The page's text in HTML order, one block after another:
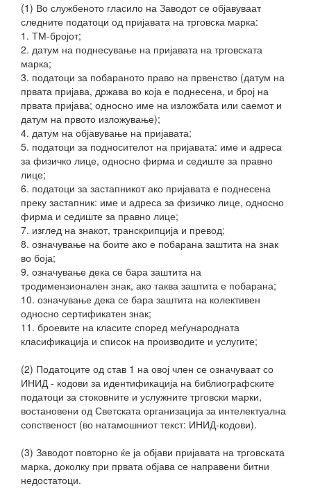
(1) Во службеното гласило на Заводот се објавуваат
следните податоци од пријавата на трговска марка:
1. ТМ-бројот;
2. датум на поднесување на пријавата на трговската
марка;
3. податоци за побараното право на првенство (датум на
првата пријава, држава во која е поднесена, и број на
првата пријава; односно име на изложбата или саемот и
датум на првото изложување);
4. датум на објавување на пријавата;
5. податоци за подносителот на пријавата: име и адреса
за физичко лице, односно фирма и седиште за правно
лице;
6. податоци за застапникот ако пријавата е поднесена
преку застапник: име и адреса за физичко лице, односно
фирма и седиште за правно лице;
7. изглед на знакот, транскрипција и превод;
8. означување на боите ако е побарана заштита на знак
во боја;
9. означување дека се бара заштита на
тродимензионален знак, ако таква заштита е побарана;
10. означување дека се бара заштита на колективен
односно сертификатен знак;
11. броевите на класите според меѓународната
класификација и список на производите и услугите;
(2) Податоците од став 1 на овој член се означуваат со
ИНИД - кодови за идентификација на библиографските
податоци за стоковните и услужните трговски марки,
востановени од Светската организација за интелектуална
сопственост (во натамошниот текст: ИНИД-кодови).
(3) Заводот повторно ќе ја објави пријавата на трговската
марка, доколку при првата објава се направени битни
недостатоци.